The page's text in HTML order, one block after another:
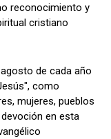
reconocimiento y
cristiano
de cada año
como
mujeres, pueblos
en esta